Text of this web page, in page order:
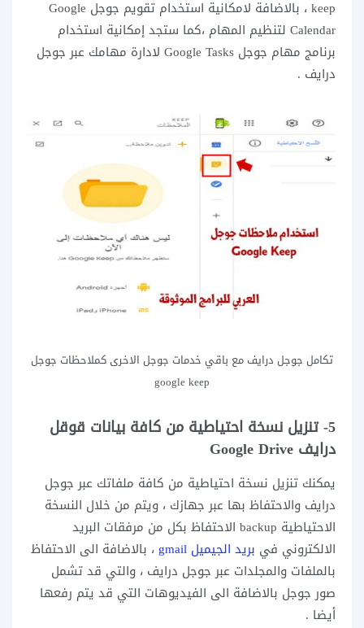
keep ، بالاضافة لامكانية استخدام تقويم جوجل Google
Calendar لتنظيم المهام ،كما ستجد إمكانية استخدام
برنامج مهام جوجل Google Tasks لادارة مهامك عبر جوجل
درايف .
تكامل جوجل درايف مع باقي خدمات جوجل الاخرى كملاحظات جوجل
google keep
5- تنزيل نسخة احتياطية من كافة بيانات قوقل
درايف Google Drive
يمكنك تنزيل نسخة احتياطية من كافة ملفاتك عبر جوجل
درايف والاحتفاظ بها عبر جهازك ، ويتم من خلال النسخة
الاحتياطية backup الاحتفاظ بكل من مرفقات البريد
الالكتروني في بريد الجيميل gmail
، بالاضافة الى الاحتفاظ
بالملفات والمجلدات عبر جوجل درايف ، والتي قد تشمل
صور جوجل بالاضافة الى الفيديوهات التي قد يتم رفعها
أيضا .